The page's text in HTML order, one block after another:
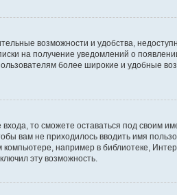
возможности и удобства,
на получение уведомлений о
более широкие и удобные
то сможете оставаться под своим
вам не приходилось вводить имя
например в библиотеке,
эту возможность.